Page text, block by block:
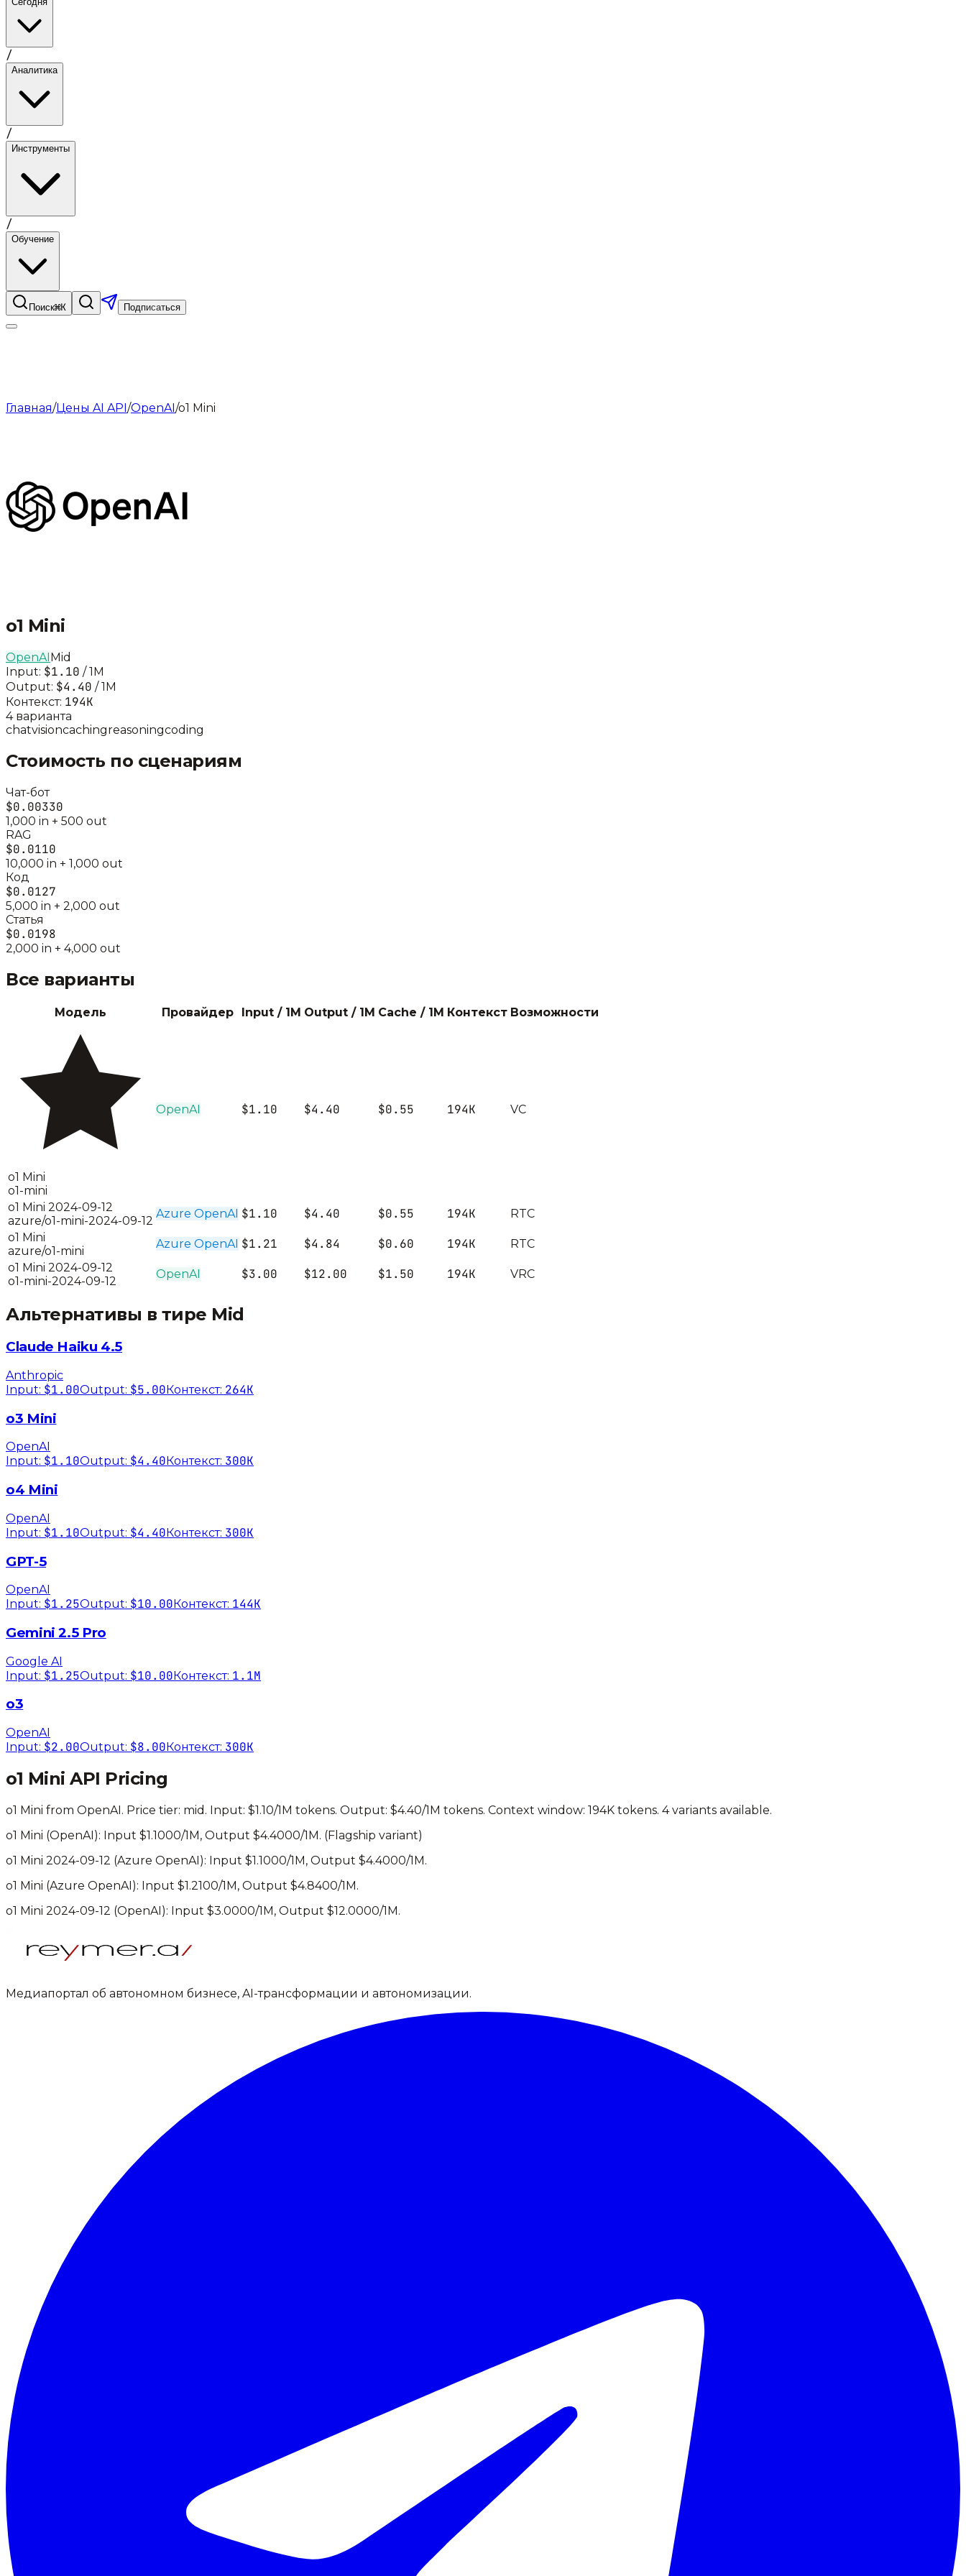
/
Аналитика
/
Инструменты
/
Обучение
Поиск⌘K Подписаться
Главная/Цены AI API/OpenAI/o1 Mini
o1 Mini
OpenAIMid
Input: $1.10 / 1M
Output: $4.40 / 1M
Контекст: 194K
4варианта
chatvisioncachingreasoningcoding
Стоимость по сценариям
Чат-бот
$0.00330
1,000 in + 500 out
RAG
$0.0110
10,000 in + 1,000 out
Код
$0.0127
5,000 in + 2,000 out
Статья
$0.0198
2,000 in + 4,000 out
Все варианты
Модель Провайдер Input / 1M Output / 1M Cache / 1M Контекст Возможности
o1 Mini
o1-mini
OpenAI $1.10 $4.40 $0.55 194K VC
o1 Mini 2024-09-12
azure/o1-mini-2024-09-12
Azure OpenAI $1.10 $4.40 $0.55 194K RTC
o1 Mini
azure/o1-mini
Azure OpenAI $1.21 $4.84 $0.60 194K RTC
o1 Mini 2024-09-12
o1-mini-2024-09-12
OpenAI $3.00 $12.00 $1.50 194K VRC
Альтернативы в тире Mid
Claude Haiku 4.5
Anthropic
Input: $1.00Output: $5.00Контекст: 264K
o3 Mini
OpenAI
Input: $1.10Output: $4.40 Контекст: 300K
o4 Mini
OpenAI
Input: $1.10Output: $4.40Контекст: 300K
GPT-5
OpenAI
Input: $1.25Output: $10.00 Контекст: 144K
Gemini 2.5 Pro
Google AI
Input: $1.25Output: $10.00Контекст: 1.1M
o3
OpenAI
Input: $2.00Output: $8.00 Контекст: 300K
o1 Mini API Pricing
o1 Mini from OpenAI. Price tier: mid . Input: $1.10/1M tokens. Output: $4.40/1M tokens. Context window: 194K tokens. 4 variants available.
o1 Mini (OpenAI): Input $1.1000/1M, Output $4.4000/1M. (Flagship variant)
o1 Mini 2024-09-12 (Azure OpenAI): Input $1.1000/1M, Output $4.4000/1M.
o1 Mini (Azure OpenAI): Input $1.2100/1M, Output $4.8400/1M.
o1 Mini 2024-09-12 (OpenAI): Input $3.0000/1M, Output $12.0000/1M.
Медиапортал об автономном бизнесе, AI-трансформации и автономизации.